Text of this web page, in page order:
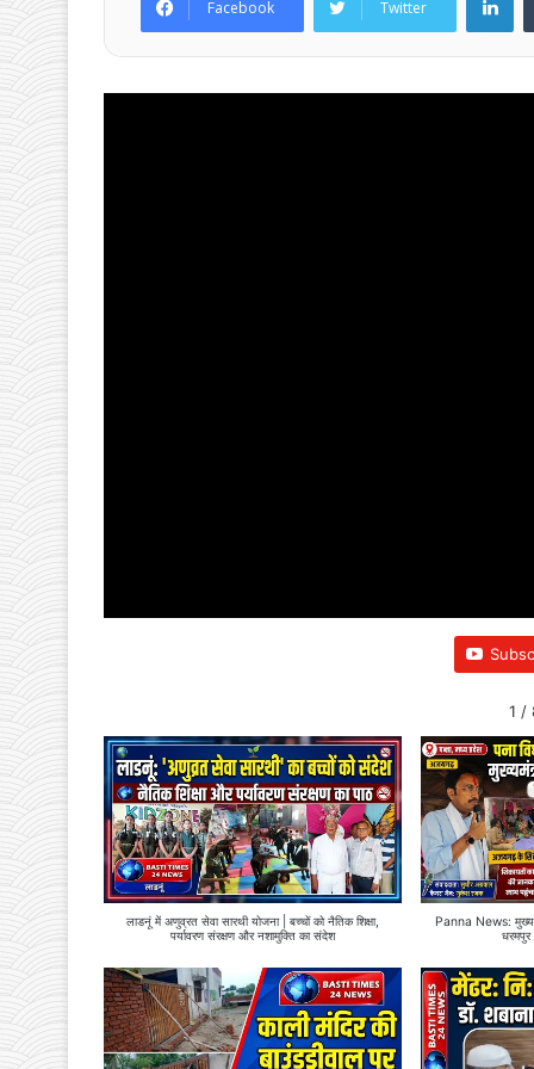
Facebook Twitter
1 /
लाडनूं में अणुव्रत सेवा सारथी योजना | बच्चों को नैतिक शिक्षा,
पर्यावरण संरक्षण और नशामुक्ति का संदेश
Panna News:
धरमपुर